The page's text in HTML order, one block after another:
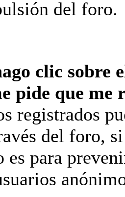
del foro.
clic sobre
pide que me
registrados
del foro,
es para